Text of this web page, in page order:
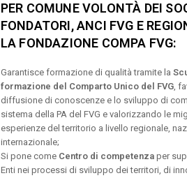
PER COMUNE VOLONTÀ DEI
FONDATORI, ANCI FVG E
LA FONDAZIONE COMPA FVG:
Garantisce formazione di qualità tramite la
formazione del Comparto Unico del FVG,
diffusione di conoscenze e lo sviluppo di
sistema della PA del FVG e valorizzando le
esperienze del territorio a livello regionale,
internazionale;
Si pone come Centro di competenzaper
Enti nei processi di sviluppo dei territori, di